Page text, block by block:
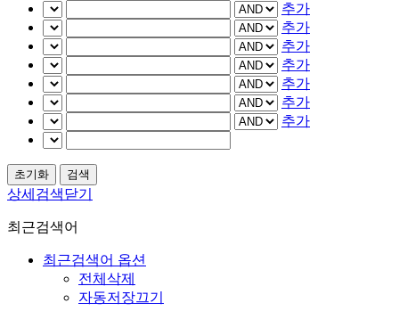
추가
추가
추가
추가
추가
추가
추가
상세검색닫기
최근검색어
최근검색어 옵션
전체삭제
자동저장끄기